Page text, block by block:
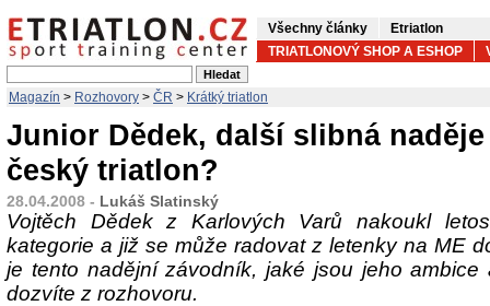
Všechny články
Etriatlon
TRIATLONOVÝ SHOP A ESHOP
Magazín > Rozhovory > ČR > Krátký triatlon
Junior Dědek, další slibná
český triatlon?
28.04.2008 - Lukáš Slatinský
Vojtěch Dědek z Karlových Varů nakoukl
kategorie a již se může radovat z letenky na ME
je tento nadějní závodník, jaké jsou jeho ambice
dozvíte z rozhovoru.